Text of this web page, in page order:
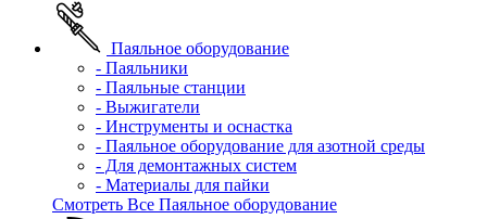
Паяльное оборудование
- Паяльники
- Паяльные станции
- Выжигатели
- Инструменты и оснастка
- Паяльное оборудование для азотной среды
- Для демонтажных систем
- Материалы для пайки
Смотреть Все Паяльное оборудование